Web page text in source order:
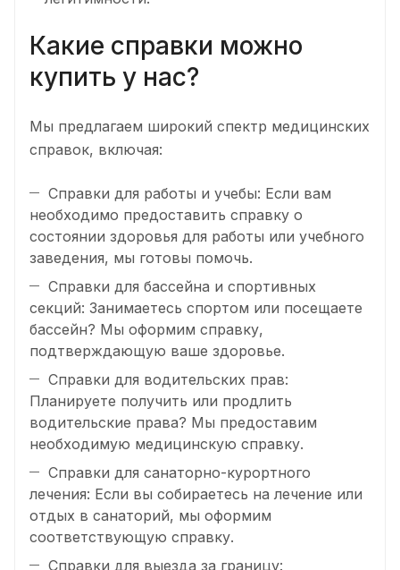
Какие справки можно
купить у нас?
Мы предлагаем широкий спектр медицинских
справок, включая:
Справки для работы и учебы: Если вам
необходимо предоставить справку о
состоянии здоровья для работы или учебного
заведения, мы готовы помочь.
Справки для бассейна и спортивных
секций: Занимаетесь спортом или посещаете
бассейн? Мы оформим справку,
подтверждающую ваше здоровье.
Справки для водительских прав:
Планируете получить или продлить
водительские права? Мы предоставим
необходимую медицинскую справку.
Справки для санаторно-курортного
лечения: Если вы собираетесь на лечение или
отдых в санаторий, мы оформим
соответствующую справку.
Справки для выезда за границу: